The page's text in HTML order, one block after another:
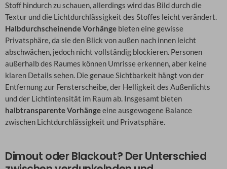
Stoff hindurch zu schauen, allerdings wird das Bild durch die
Textur und die Lichtdurchlässigkeit des Stoffes leicht verändert.
Halbdurchscheinende Vorhänge bieten eine gewisse
Privatsphäre, da sie den Blick von außen nach innen leicht
abschwächen, jedoch nicht vollständig blockieren. Personen
außerhalb des Raumes können Umrisse erkennen, aber keine
klaren Details sehen. Die genaue Sichtbarkeit hängt von der
Entfernung zur Fensterscheibe, der Helligkeit des Außenlichts
und der Lichtintensität im Raum ab. Insgesamt bieten
halbtransparente Vorhängeeine ausgewogene Balance
zwischen Lichtdurchlässigkeit und Privatsphäre.
Dimout oder Blackout? Der Unterschied